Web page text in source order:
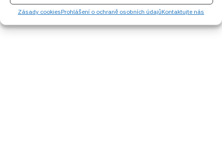
Zásady cookiesProhlášení o ochraně osobních údajůKontaktujte nás